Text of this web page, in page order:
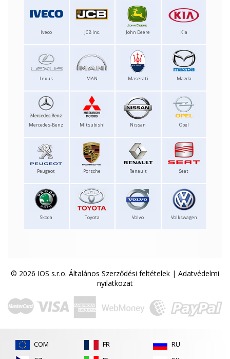
Iveco JCB Inc. John Deere Kia
Lexus MAN Maserati Mazda
Mercedes-Benz Mitsubishi Nissan Opel
Peugeot Porsche Renault Seat
Skoda Toyota Volvo Volkswagen
© 2026 IOS s.r.o. Általános Szerződési feltételek | Adatvédelmi
nyilatkozat
COM
FR
RU